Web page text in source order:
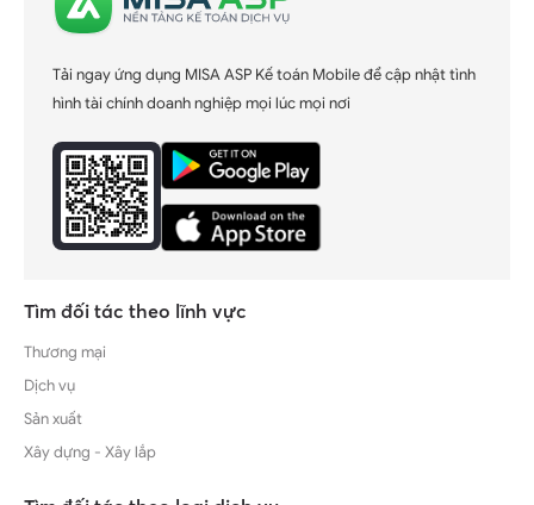
Tải ngay ứng dụng MISA ASP Kế toán Mobile để cập nhật tình
hình tài chính doanh nghiệp mọi lúc mọi nơi
Tìm đối tác theo lĩnh vực
Thương mại
Dịch vụ
Sản xuất
Xây dựng - Xây lắp